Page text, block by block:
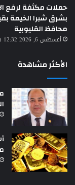
حملات مكثفة لرفع
بشرق شبرا الخيمة
محافظ القليوبية
أغسطس 6, 2026 12:32 ص
الأكثر مشاهدة